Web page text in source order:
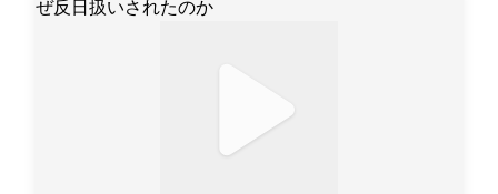
方々、ナイストライ！